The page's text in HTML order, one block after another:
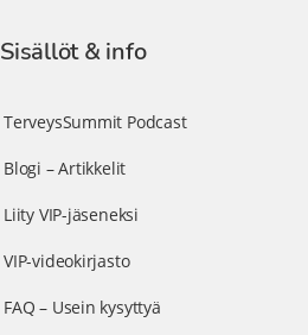
Sisällöt & info
TerveysSummit Podcast
Blogi – Artikkelit
Liity VIP-jäseneksi
VIP-videokirjasto
FAQ – Usein kysyttyä